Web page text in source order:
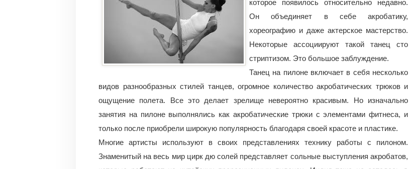
которое появилось относительно недавно.
Он объединяет в себе акробатику,
хореографию и даже актерское мастерство.
Некоторые ассоциируют такой танец сто
стриптизом. Это большое заблуждение.
Танец на пилоне включает в себя несколько
видов разнообразных стилей танцев, огромное количество акробатических трюков и
ощущение полета. Все это делает зрелище невероятно красивым. Но изначально
занятия на пилоне выполнялись как акробатические трюки с элементами фитнеса, и
только после приобрели широкую популярность благодаря своей красоте и пластике.
Многие артисты используют в своих представлениях технику работы с пилоном.
Знаменитый на весь мир цирк дю солей представляет сольные выступления акробатов,